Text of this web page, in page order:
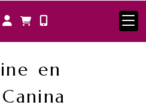
Identifícate
en